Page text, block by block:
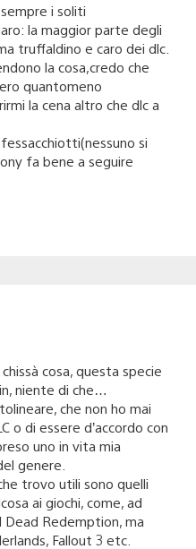
i soliti
la maggior parte degli
truffaldino e caro dei dlc.
la cosa,credo che
quantomeno
la cena altro che dlc a
si
fa bene a seguire
cosa, questa specie
niente di che…
che non ho mai
o di essere d’accordo con
uno in vita mia
genere.
trovo utili sono quelli
ai giochi, come, ad
Dead Redemption, ma
Fallout 3 etc.